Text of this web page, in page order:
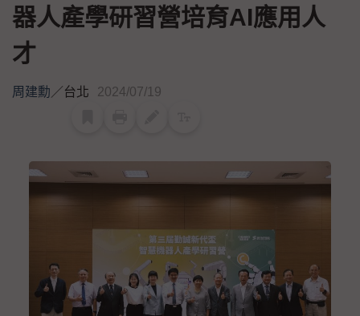
器人產學研習營培育AI應用人
才
周建勳／台北 2024/07/19